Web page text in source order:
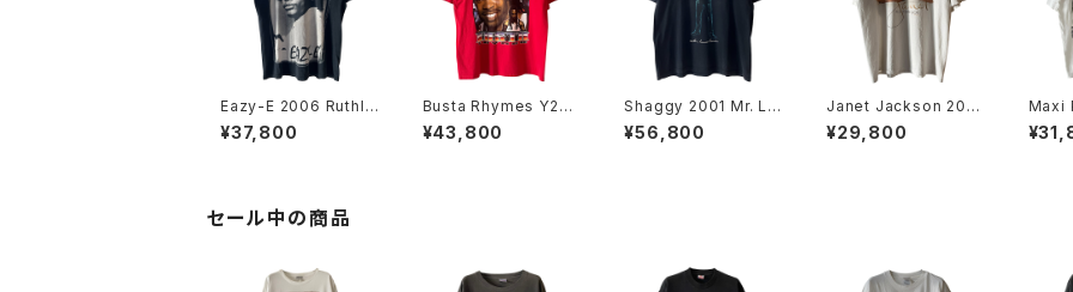
Eazy-E 2006 Ruthle
ss Records Portrait
Rap Tee
¥37,800
Busta Rhymes Y2K
Bootleg Rap Tee
¥43,800
Shaggy 2001 Mr. Lo
ver Lover Rap Tee
¥56,800
Janet Jackson 2001
All For You World T
our Rap Tee
¥29,800
Maxi
Real
セール中の商品